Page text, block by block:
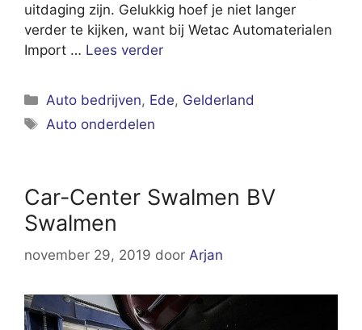
uitdaging zijn. Gelukkig hoef je niet langer
verder te kijken, want bij Wetac Automaterialen
Import … Lees verder
Categorieën
Auto bedrijven, Ede, Gelderland
Tags
Auto onderdelen
Car-Center Swalmen BV
Swalmen
november 29, 2019 door Arjan